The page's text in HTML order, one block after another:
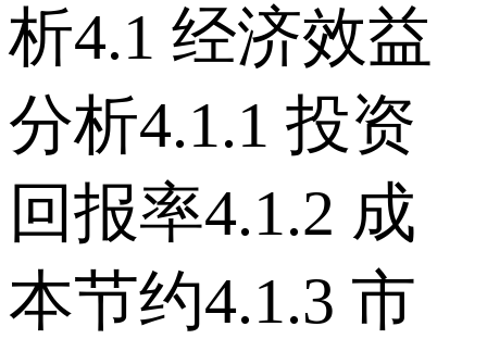
析 4.1 经济效益
分析 4.1.1 投资
回报率 4.1.2 成
本节约 4.1.3 市